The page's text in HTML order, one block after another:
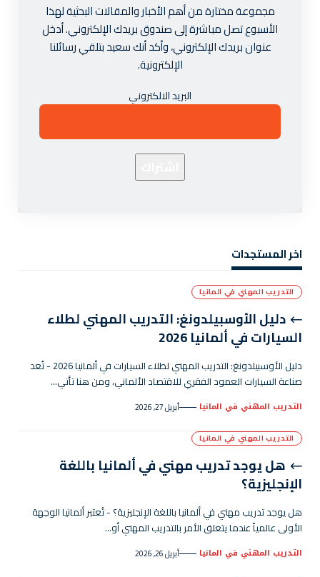
مجموعة مختارة من أهم الأخبار والمقالات البحثية لهذا
الأسبوع تصل مباشرة إلى صندوق بريدك الإلكتروني. أدخل
عنوان بريدك الإلكتروني، وأكد أنك سعيد بتلقي رسائلنا
الإلكترونية.
البريد الالكتروني
اخر المستجدات
التدريب المهني في المانيا
دليل الأوسبيلدونغ: التدريب المهني لطلاء
السيارات في ألمانيا 2026
دليل الأوسبيلدونغ: التدريب المهني لطلاء السيارات في ألمانيا 2026 - تُعد
صناعة السيارات العمود الفقري للاقتصاد الألماني، ومن هنا تأتي…
التدريب المهني في المانيا أبريل 27, 2026
التدريب المهني في المانيا
هل يوجد تدريب مهني في ألمانيا باللغة
الإنجليزية؟
هل يوجد تدريب مهني في ألمانيا باللغة الإنجليزية؟ - تُعتبر ألمانيا الوجهة
الأولى عالمياً عندما يتعلق الأمر بالتدريب المهني أو…
التدريب المهني في المانيا أبريل 26, 2026